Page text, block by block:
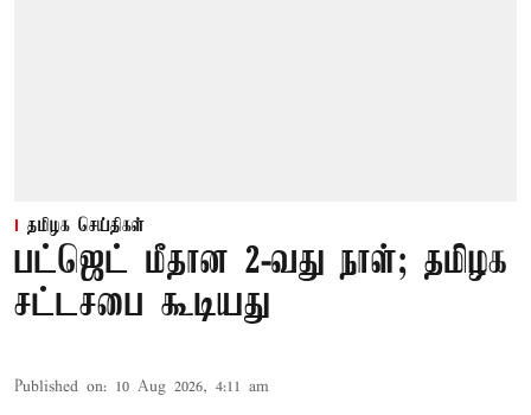
தமிழக செய்திகள்
பட்ஜெட் மீதான 2-வது நாள்; தமிழக
சட்டசபை கூடியது
Published on: 10 Aug 2026, 4:11 am